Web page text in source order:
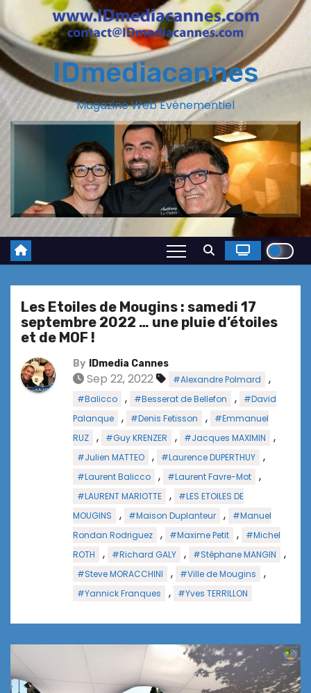
IDmediacannes
Magazine Web Evénementiel
Les Etoiles de Mougins : samedi 17
septembre 2022 … une pluie d’étoiles
et de MOF !
By IDmedia Cannes
Sep 22, 2022 #Alexandre Polmard ,
#Balicco , #Besserat de Bellefon ,
#David
Palanque
, #Denis Fetisson ,
#Emmanuel
RUZ
, #Guy KRENZER , #Jacques MAXIMIN ,
#Julien MATTEO , #Laurence DUPERTHUY ,
#Laurent Balicco , #Laurent Favre-Mot ,
#LAURENT MARIOTTE ,
#LES ETOILES DE
MOUGINS
, #Maison Duplanteur ,
#Manuel
Rondan Rodriguez
, #Maxime Petit ,
#Michel
ROTH
, #Richard GALY , #Stéphane MANGIN ,
#Steve MORACCHINI , #Ville de Mougins ,
#Yannick Franques , #Yves TERRILLON